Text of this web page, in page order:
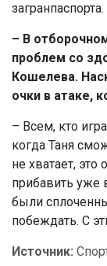
загранпаспорта.
– В
проблем со
Кошелева.
очки в атаке,
– Всем, кто
когда Таня
не хватает,
прибавить уже
были
побеждать. С
Источник: